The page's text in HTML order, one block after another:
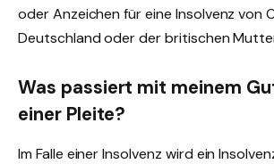
oder Anzeichen für eine Insolvenz von
Deutschland oder der britischen
Was passiert mit meinem
einer Pleite?
Im Falle einer Insolvenz wird ein